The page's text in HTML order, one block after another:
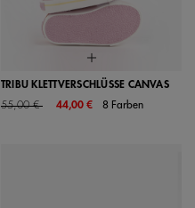
TRIBU KLETTVERSCHLÜSSE CANVAS
Price reduced from
55,00 €to 44,00 € 8 Farben